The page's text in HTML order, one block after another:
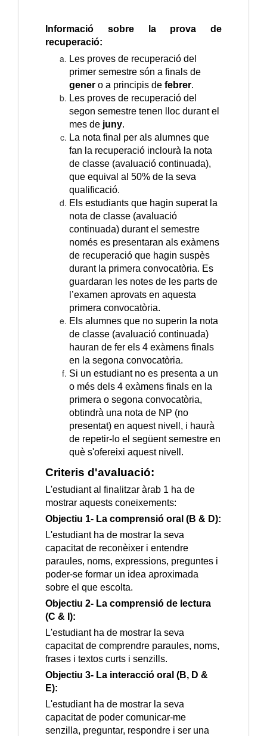
Informació sobre la prova de
recuperació:
Les proves de recuperació del
primer semestre són a finals de
gener o a principis de febrer.
Les proves de recuperació del
segon semestre tenen lloc durant el
mes de juny.
La nota final per als alumnes que
fan la recuperació inclourà la nota
de classe (avaluació continuada),
que equival al 50% de la seva
qualificació.
Els estudiants que hagin superat la
nota de classe (avaluació
continuada) durant el semestre
només es presentaran als exàmens
de recuperació que hagin suspès
durant la primera convocatòria. Es
guardaran les notes de les parts de
l’examen aprovats en aquesta
primera convocatòria.
Els alumnes que no superin la nota
de classe (avaluació continuada)
hauran de fer els 4 exàmens finals
en la segona convocatòria.
Si un estudiant no es presenta a un
o més dels 4 exàmens finals en la
primera o segona convocatòria,
obtindrà una nota de NP (no
presentat) en aquest nivell, i haurà
de repetir-lo el següent semestre en
què s'ofereixi aquest nivell.
Criteris d'avaluació:
L'estudiant al finalitzar àrab 1 ha de
mostrar aquests coneixements:
Objectiu 1- La comprensió oral (B & D):
L'estudiant ha de mostrar la seva
capacitat de reconèixer i entendre
paraules, noms, expressions, preguntes i
poder-se formar un idea aproximada
sobre el que escolta.
Objectiu 2- La comprensió de lectura
(C & I):
L'estudiant ha de mostrar la seva
capacitat de comprendre paraules, noms,
frases i textos curts i senzills.
Objectiu 3- La interacció oral (B, D &
E):
L'estudiant ha de mostrar la seva
capacitat de poder comunicar-me
senzilla, preguntar, respondre i ser una